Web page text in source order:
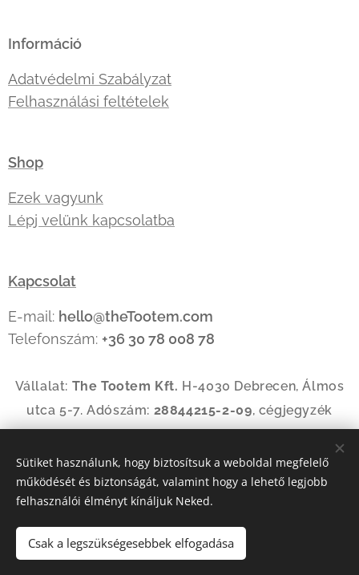
Információ
Adatvédelmi Szabályzat
Felhasználási feltételek
Shop
Ezek vagyunk
Lépj velünk kapcsolatba
Kapcsolat
E-mail: hello@theTootem.com
Telefonszám: +36 30 78 008 78
Vállalat: The Tootem Kft. H-4030 Debrecen, Álmos
utca 5-7. Adószám: 28844215-2-09, cégjegyzék
szám:09-09-035144
Az oldalt aWebnodeműködteti Sütik
Magyar
American English
Sütiket használunk, hogy biztosítsuk a weboldal megfelelő
működését és biztonságát, valamint hogy a lehető legjobb
felhasználói élményt kínáljuk Neked.
Csak a legszükségesebbek elfogadása